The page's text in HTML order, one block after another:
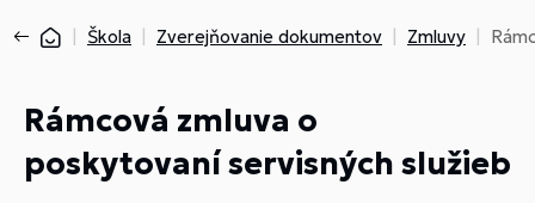
Škola Zverejňovanie dokumentov Zmluvy
Rámcová zmluva o
poskytovaní servisných služieb